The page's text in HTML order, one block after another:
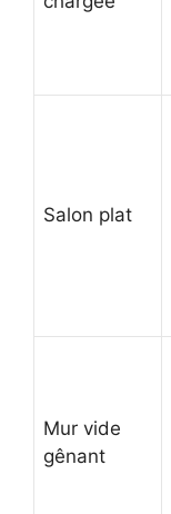
Salon plat
Mur vide
gênant